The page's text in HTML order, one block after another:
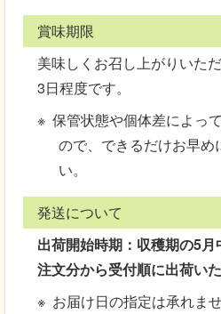
賞味期限
美味しくお召し上がりいた
3日程度です。
保管状態や個体差によっ
ので、できるだけお早め
い。
発送について
出荷開始時期：収穫期の5
注文分から受付順に出荷いた
お届け日の指定は承れませ